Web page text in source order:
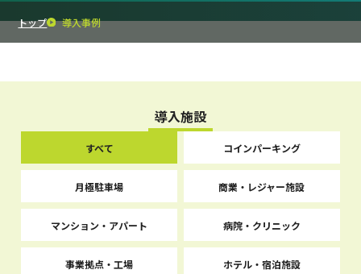
トップ 導入事例
導入施設
すべて コインパーキング
月極駐車場 商業・レジャー施設
マンション・アパート 病院・クリニック
事業拠点・工場 ホテル・宿泊施設